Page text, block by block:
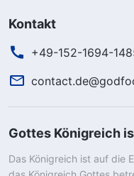
Kontakt
+49-152-1694-
Gottes Königreich
Das Königreich ist auf die